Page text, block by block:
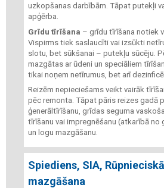
uzkopšanas darbībām. Tāpat putekļi
apģērba.
Grīdu tīrīšana – grīdu tīrīšana notiek
Vispirms tiek saslaucīti vai izsūkti
slotu, bet sūkšanai – putekļu sūcēju.
mazgātas ar ūdeni un speciāliem
tikai noņem netīrumus, bet arī dezinficē.
Reizēm nepieciešams veikt vairāk
pēc remonta. Tāpat pāris reizes gadā
ģenerāltīrīšanu, grīdas seguma
tīrīšanu vai impregnēšanu (atkarībā no
un logu mazgāšanu.
Spiediens, SIA,
mazgāšana